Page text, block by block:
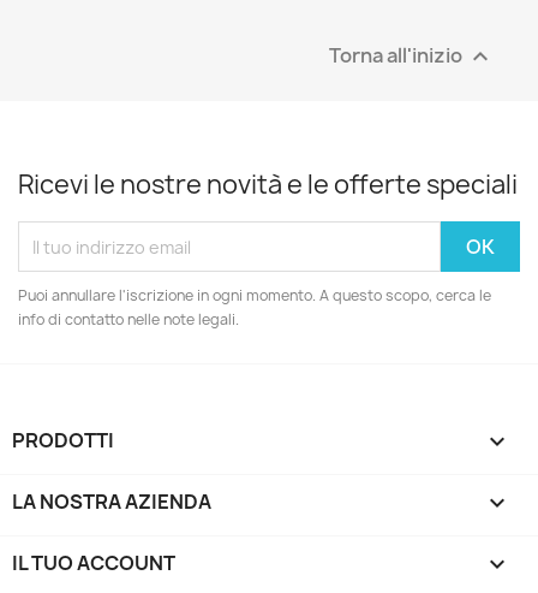
Torna all'inizio 
Ricevi le nostre novità e le offerte speciali
Puoi annullare l'iscrizione in ogni momento. A questo scopo, cerca le
info di contatto nelle note legali.
PRODOTTI 
LA NOSTRA AZIENDA 
IL TUO ACCOUNT 